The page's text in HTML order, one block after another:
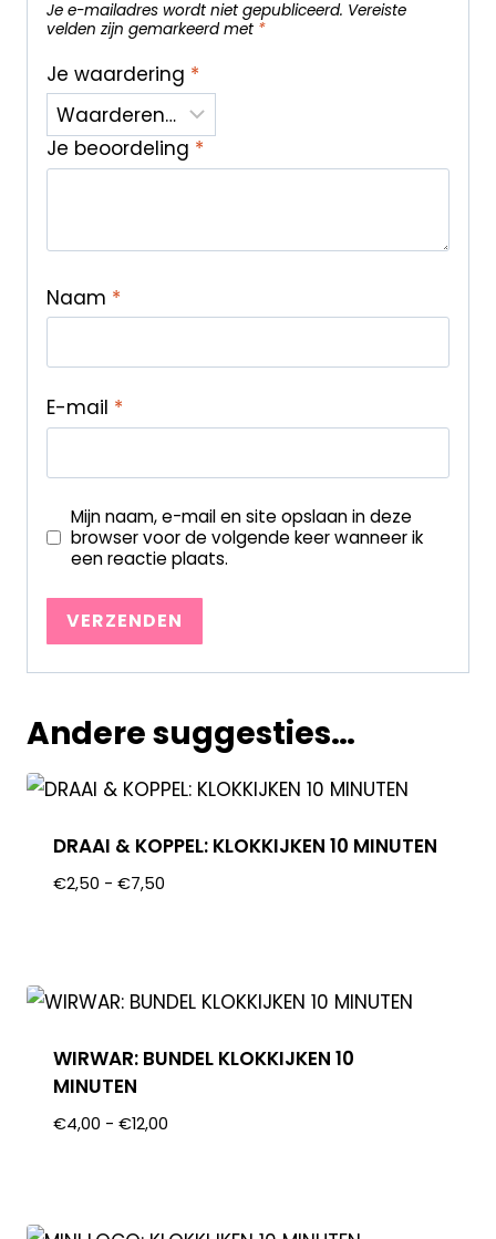
Je e-mailadres wordt niet gepubliceerd. Vereiste
velden zijn gemarkeerd met *
Je waardering *
Je beoordeling *
Naam *
E-mail *
Mijn naam, e-mail en site opslaan in deze
browser voor de volgende keer wanneer ik
een reactie plaats.
Andere suggesties…
DRAAI & KOPPEL: KLOKKIJKEN 10 MINUTEN
€2,50 - €7,50
WIRWAR: BUNDEL KLOKKIJKEN 10
MINUTEN
€4,00 - €12,00